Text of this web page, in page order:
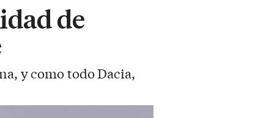
de
y como todo Dacia,